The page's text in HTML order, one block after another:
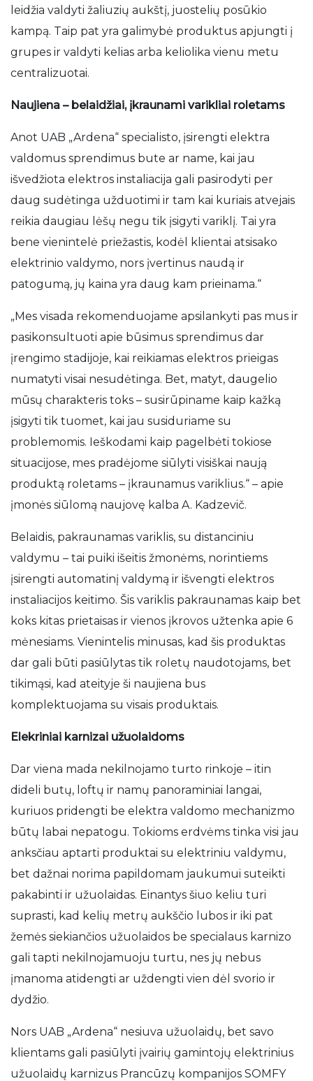
leidžia valdyti žaliuzių aukštį, juostelių posūkio
kampą. Taip pat yra galimybė produktus apjungti į
grupes ir valdyti kelias arba keliolika vienu metu
centralizuotai.
Naujiena – belaidžiai, įkraunami varikliai roletams
Anot UAB „Ardena“ specialisto, įsirengti elektra
valdomus sprendimus bute ar name, kai jau
išvedžiota elektros instaliacija gali pasirodyti per
daug sudėtinga užduotimi ir tam kai kuriais atvejais
reikia daugiau lėšų negu tik įsigyti variklį. Tai yra
bene vienintelė priežastis, kodėl klientai atsisako
elektrinio valdymo, nors įvertinus naudą ir
patogumą, jų kaina yra daug kam prieinama.“
„Mes visada rekomenduojame apsilankyti pas mus ir
pasikonsultuoti apie būsimus sprendimus dar
įrengimo stadijoje, kai reikiamas elektros prieigas
numatyti visai nesudėtinga. Bet, matyt, daugelio
mūsų charakteris toks – susirūpiname kaip kažką
įsigyti tik tuomet, kai jau susiduriame su
problemomis. Ieškodami kaip pagelbėti tokiose
situacijose, mes pradėjome siūlyti visiškai naują
produktą roletams – įkraunamus variklius.“ – apie
įmonės siūlomą naujovę kalba A. Kadzevič.
Belaidis, pakraunamas variklis, su distanciniu
valdymu – tai puiki išeitis žmonėms, norintiems
įsirengti automatinį valdymą ir išvengti elektros
instaliacijos keitimo. Šis variklis pakraunamas kaip bet
koks kitas prietaisas ir vienos įkrovos užtenka apie 6
mėnesiams. Vienintelis minusas, kad šis produktas
dar gali būti pasiūlytas tik roletų naudotojams, bet
tikimąsi, kad ateityje ši naujiena bus
komplektuojama su visais produktais.
Elekriniai karnizai užuolaidoms
Dar viena mada nekilnojamo turto rinkoje – itin
dideli butų, loftų ir namų panoraminiai langai,
kuriuos pridengti be elektra valdomo mechanizmo
būtų labai nepatogu. Tokioms erdvėms tinka visi jau
anksčiau aptarti produktai su elektriniu valdymu,
bet dažnai norima papildomam jaukumui suteikti
pakabinti ir užuolaidas. Einantys šiuo keliu turi
suprasti, kad kelių metrų aukščio lubos ir iki pat
žemės siekiančios užuolaidos be specialaus karnizo
gali tapti nekilnojamuoju turtu, nes jų nebus
įmanoma atidengti ar uždengti vien dėl svorio ir
dydžio.
Nors UAB „Ardena“ nesiuva užuolaidų, bet savo
klientams gali pasiūlyti įvairių gamintojų elektrinius
užuolaidų karnizus Prancūzų kompanijos SOMFY